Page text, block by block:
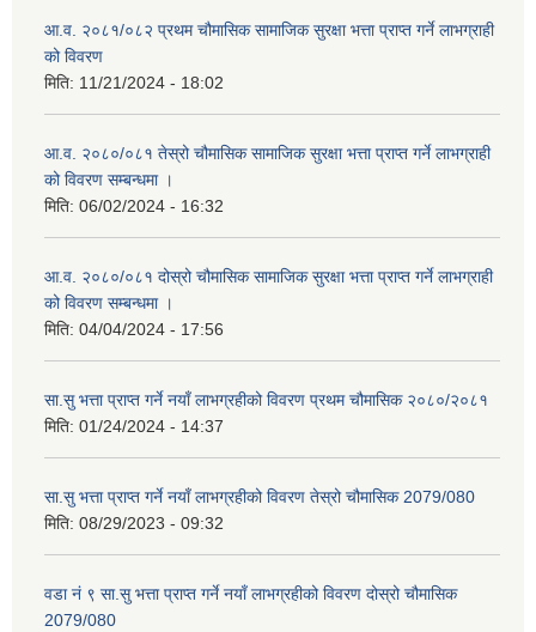
आ.व. २०८१/०८२ प्रथम चौमासिक सामाजिक सुरक्षा भत्ता प्राप्त गर्ने लाभग्राही
को विवरण
मिति: 11/21/2024 - 18:02
आ.व. २०८०/०८१ तेस्रो चौमासिक सामाजिक सुरक्षा भत्ता प्राप्त गर्ने लाभग्राही
को विवरण सम्बन्धमा ।
मिति: 06/02/2024 - 16:32
आ.व. २०८०/०८१ दोस्रो चौमासिक सामाजिक सुरक्षा भत्ता प्राप्त गर्ने लाभग्राही
को विवरण सम्बन्धमा ।
मिति: 04/04/2024 - 17:56
सा.सु भत्ता प्राप्त गर्ने नयाँ लाभग्रहीको विवरण प्रथम चौमासिक २०८०/२०८१
मिति: 01/24/2024 - 14:37
सा.सु भत्ता प्राप्त गर्ने नयाँ लाभग्रहीको विवरण तेस्रो चौमासिक 2079/080
मिति: 08/29/2023 - 09:32
वडा नं ९ सा.सु भत्ता प्राप्त गर्ने नयाँ लाभग्रहीको विवरण दोस्रो चौमासिक
2079/080